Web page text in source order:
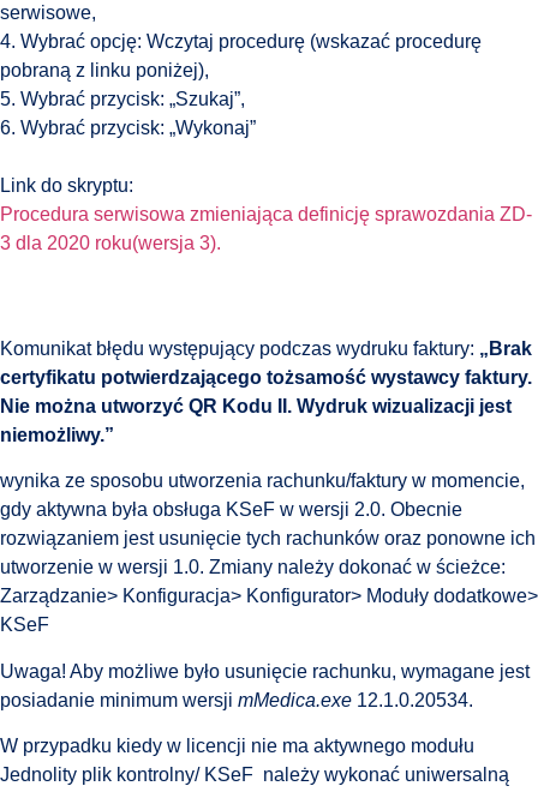
serwisowe,
4. Wybrać opcję: Wczytaj procedurę (wskazać procedurę
pobraną z linku poniżej),
5. Wybrać przycisk: „Szukaj”,
6. Wybrać przycisk: „Wykonaj”
Link do skryptu:
Procedura serwisowa zmieniająca definicję sprawozdania ZD-
3 dla 2020 roku(wersja 3).
Komunikat błędu występujący podczas wydruku faktury: „Brak
certyfikatu potwierdzającego tożsamość wystawcy faktury.
Nie można utworzyć QR Kodu II. Wydruk wizualizacji jest
niemożliwy.”
wynika ze sposobu utworzenia rachunku/faktury w momencie,
gdy aktywna była obsługa KSeF w wersji 2.0. Obecnie
rozwiązaniem jest usunięcie tych rachunków oraz ponowne ich
utworzenie w wersji 1.0. Zmiany należy dokonać w ścieżce:
Zarządzanie> Konfiguracja> Konfigurator> Moduły dodatkowe>
KSeF
Uwaga! Aby możliwe było usunięcie rachunku, wymagane jest
posiadanie minimum wersji mMedica.exe 12.1.0.20534.
W przypadku kiedy w licencji nie ma aktywnego modułu
Jednolity plik kontrolny/ KSeF należy wykonać uniwersalną